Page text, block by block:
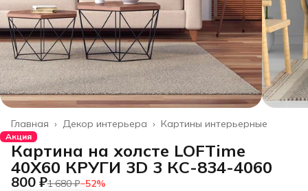
Картины интерьерные
Декор интерьера ›
Главная ›
Акция
Картина на холсте LOFTime
40Х60 КРУГИ 3D 3 КС-834-4060
800 ₽1 680 ₽−52%